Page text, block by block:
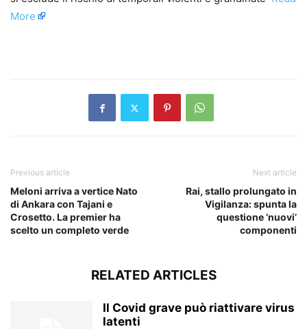
More
Previous article
Meloni arriva a vertice Nato
di Ankara con Tajani e
Crosetto. La premier ha
scelto un completo verde
Next article
Rai, stallo prolungato in
Vigilanza: spunta la
questione ‘nuovi’
componenti
RELATED ARTICLES
Il Covid grave può riattivare virus
latenti